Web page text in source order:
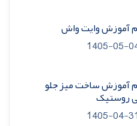
آموزش وایت واش
1405-05-
آموزش ساخت میز جلو
روستیک
1405-04-31